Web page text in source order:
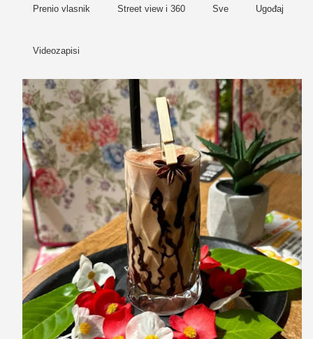
Prenio vlasnik Street view i 360 Sve Ugođaj
Videozapisi